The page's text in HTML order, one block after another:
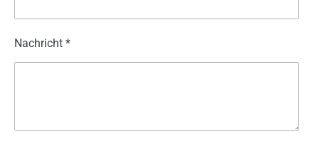
Nachricht *